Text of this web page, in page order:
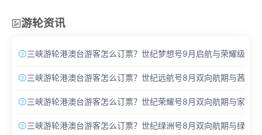
游轮资讯
三峡游轮港澳台游客怎么订票？世纪梦想号9月启航与荣耀级Pro
三峡游轮港澳台游客怎么订票？世纪远航号8月双向航期与茜茜
三峡游轮港澳台游客怎么订票？世纪荣耀号8月双向航期与家庭
三峡游轮港澳台游客怎么订票？世纪绿洲号8月双向航期与绿洲